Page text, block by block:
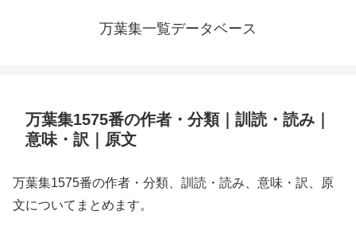
万葉集一覧データベース
万葉集1575番の作者・分類｜訓読・読み｜
意味・訳｜原文
万葉集1575番の作者・分類、訓読・読み、意味・訳、原
文についてまとめます。